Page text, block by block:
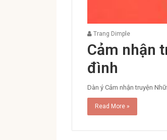
Trang Dimple
Cảm nhận
đình
Dàn ý Cảm nhận truyện
Read More »